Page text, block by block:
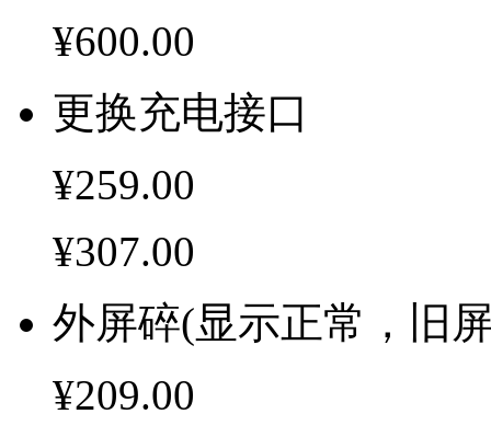
¥600.00
更换充电接口
¥259.00
¥307.00
外屏碎(显示正常，旧
¥209.00